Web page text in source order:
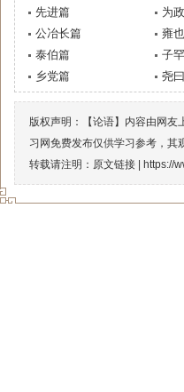
先进篇
为
公冶长篇
雍
泰伯篇
子
乡党篇
尧
版权声明：【论语】内容由网友
习网免费发布仅供学习参考，其
转载请注明：原文链接 |
https://